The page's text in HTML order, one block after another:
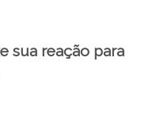
sua reação para